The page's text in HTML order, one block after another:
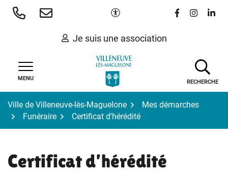
Aller
Paramètres d'accessibilité
Lien vers le
Lien vers
Lien
Je suis une association
MENU
RECHERCHE
Ville de Villeneuve-lès-Maguelone
Mes démarches
Funéraire
Certificat d’hérédité
Certificat d’hérédité